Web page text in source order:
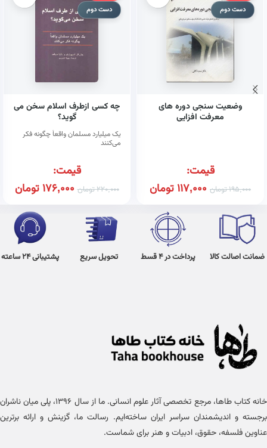
دست دوم
وضعیت سنجی دوره های
معرفت افزایی
قیمت:
195,000تومان 117,000تومان
دست دوم
چه کسی ازطرف اسلام سخن می
گوید؟
یک میلیارد مسلمان واقعاً چگونه فکر
می‌کنند
قیمت:
220,000تومان 176,000تومان
ضمانت اصالت کالا پرداخت در 4 قسط تحویل سریع پشتیبانی 24 ساعته
خانه کتاب طاها، مرجع تخصصی آثار علوم انسانی. ما از سال ۱۳۹۶، پلی میان ناشران
برجسته و اندیشمندان سراسر ایران ساخته‌ایم. رسالت ما، گزینش و ارائه برترین
عناوین فلسفه، حقوق، ادبیات و هنر برای شماست.